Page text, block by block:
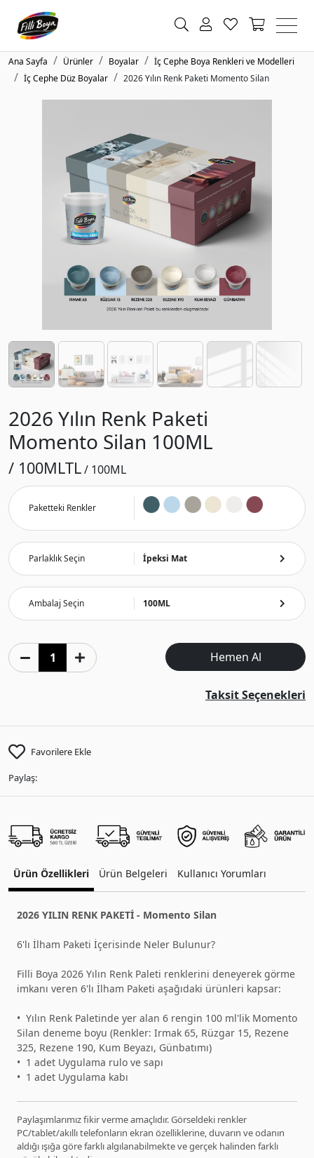
Ana Sayfa Ürünler Boyalar
İç Cephe Boya Renkleri ve Modelleri
İç Cephe Düz Boyalar
2026 Yılın Renk Paketi Momento Silan
2026 Yılın Renk Paketi
Momento Silan 100ML
/ 100MLTL/ 100ML
Paketteki Renkler
Parlaklık Seçin İpeksi Mat
Ambalaj Seçin 100ML
Hemen Al
Taksit Seçenekleri
Favorilere Ekle
Paylaş:
Ürün Özellikleri Ürün Belgeleri Kullanıcı Yorumları
2026 YILIN RENK PAKETİ - Momento Silan
6'lı İlham Paketi İçerisinde Neler Bulunur?
Filli Boya 2026 Yılın Renk Paleti renklerini deneyerek görme
imkanı veren 6'lı İlham Paketi aşağıdaki ürünleri kapsar:
•⁠ ⁠Yılın Renk Paletinde yer alan 6 rengin 100 ml'lik Momento
Silan deneme boyu (Renkler: Irmak 65, Rüzgar 15, Rezene
325, Rezene 190, Kum Beyazı, Günbatımı)
•⁠ ⁠1 adet Uygulama rulo ve sapı
•⁠ ⁠1 adet Uygulama kabı
Paylaşımlarımız fikir verme amaçlıdır. Görseldeki renkler
PC/tablet/akıllı telefonların ekran özelliklerine, duvarın ve odanın
aldığı ışığa göre farklı algılanabilmekte ve gerçek halinden farklı